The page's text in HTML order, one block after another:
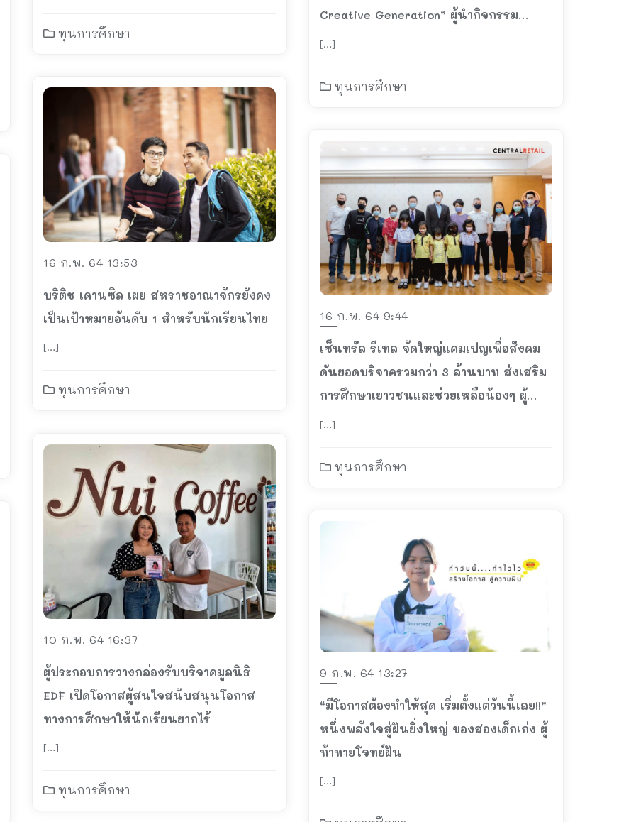
ทุนการศึกษา
Creative Generation” ผู้นำกิจกรรม
สร้างสรรค์
[…]
ทุนการศึกษา
16 ก.พ. 64 13:53
บริติช เคานซิล เผย สหราชอาณาจักรยังคง
เป็นเป้าหมายอันดับ 1 สำหรับนักเรียนไทย
[…]
ทุนการศึกษา
16 ก.พ. 64 9:44
เซ็นทรัล รีเทล จัดใหญ่แคมเปญเพื่อสังคม
ดันยอดบริจาครวมกว่า 3 ล้านบาท ส่งเสริม
การศึกษาเยาวชนและช่วยเหลือน้องๆ ผู้
พิการทางสายตา
[…]
ทุนการศึกษา
10 ก.พ. 64 16:37
ผู้ประกอบการวางกล่องรับบริจาคมูลนิธิ
EDF เปิดโอกาสผู้สนใจสนับสนุนโอกาส
ทางการศึกษาให้นักเรียนยากไร้
[…]
ทุนการศึกษา
9 ก.พ. 64 13:27
“มีโอกาสต้องทำให้สุด เริ่มตั้งแต่วันนี้เลย!!”
หนึ่งพลังใจสู่ฝันยิ่งใหญ่ ของสองเด็กเก่ง ผู้
ท้าทายโจทย์ฝัน
[…]